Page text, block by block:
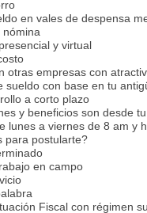
en vales de despensa
nómina
y virtual
otras empresas con
sueldo con base en tu
a corto plazo
y beneficios son desde
lunes a viernes de 8 am y
para postularte?
en campo
Fiscal con régimen